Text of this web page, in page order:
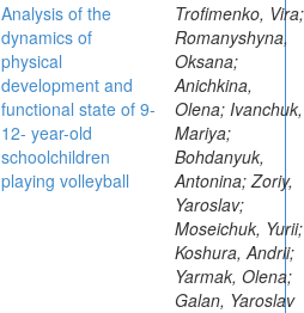
Analysis of the
dynamics of
physical
development and
functional state of 9-
12- year-old
schoolchildren
playing volleyball
Trofimenko, Vira;
Romanyshyna,
Oksana;
Anichkina,
Olena; Ivanchuk,
Mariya;
Bohdanyuk,
Antonina; Zoriy,
Yaroslav;
Moseichuk, Yurii;
Koshura, Andrii;
Yarmak, Olena;
Galan, Yaroslav